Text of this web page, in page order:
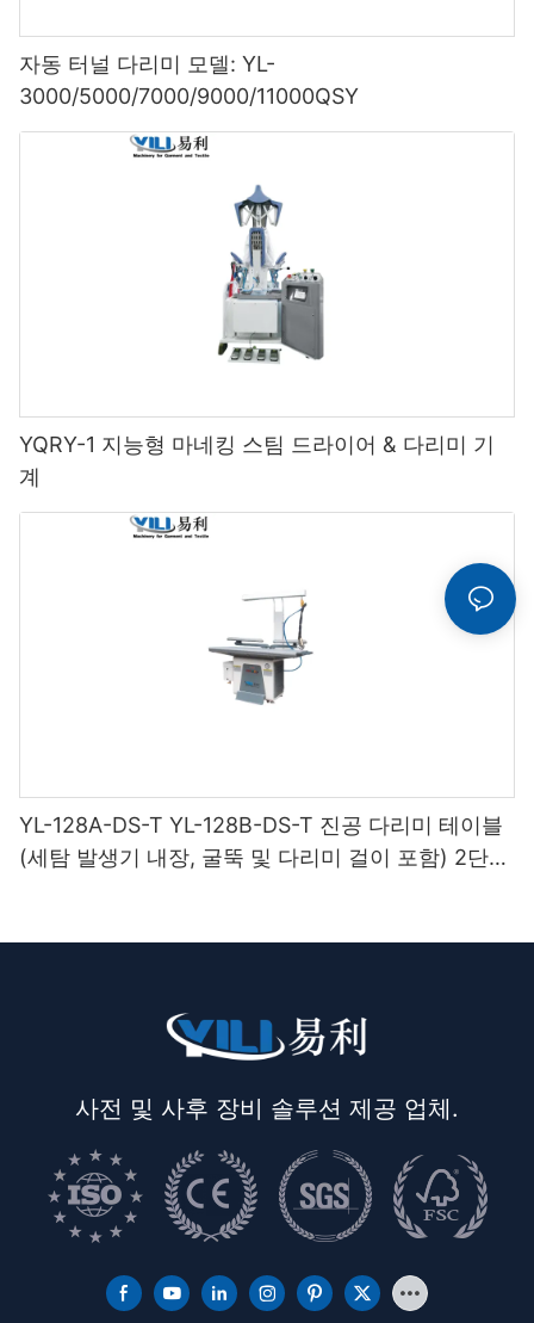
자동 터널 다리미 모델: YL-
3000/5000/7000/9000/11000QSY
YQRY-1 지능형 마네킹 스팀 드라이어 & 다리미 기
계
YL-128A-DS-T YL-128B-DS-T 진공 다리미 테이블
(세탐 발생기 내장, 굴뚝 및 다리미 걸이 포함) 2단
사전 및 사후 장비 솔루션 제공 업체.